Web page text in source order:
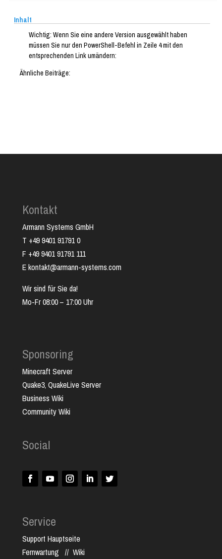
Inhalt
Wichtig: Wenn Sie eine andere Version ausgewählt haben
müssen Sie nur den PowerShell-Befehl in Zeile 4 mit den
entsprechenden Link umändern:
Ähnliche Beiträge:
Kontakt
Armann Systems GmbH
T +49 9401 91791 0
F +49 9401 91791 111
E kontakt@armann-systems.com
Wir sind für Sie da!
Mo-Fr 08:00 – 17:00 Uhr
Sponsoring
Minecraft Server
Quake3, QuakeLive Server
Business Wiki
Community Wiki
Social
Service
Support Hauptseite
Fernwartung // Wiki